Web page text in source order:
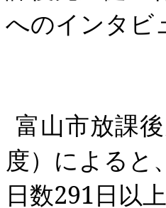
へのインタビ
富山市放課
度）によると
日数291日以上